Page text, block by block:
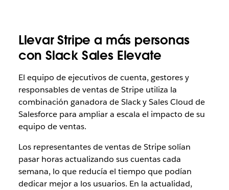
Llevar Stripe a más personas
con Slack Sales Elevate
El equipo de ejecutivos de cuenta, gestores y
responsables de ventas de Stripe utiliza la
combinación ganadora de Slack y Sales Cloud de
Salesforcepara ampliar a escala el impacto de su
equipo de ventas.
Los representantes de ventas de Stripe solían
pasar horas actualizando sus cuentas cada
semana, lo que reducía el tiempo que podían
dedicar mejor a los usuarios. En la actualidad,